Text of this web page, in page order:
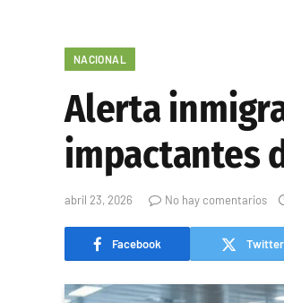
NACIONAL
Alerta
impactantes
abril 23, 2026 No hay comentarios
Facebook Twitter